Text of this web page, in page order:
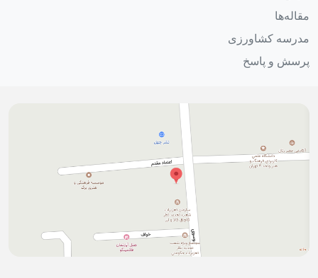
مقاله‌ها
مدرسه کشاورزی
پرسش و پاسخ